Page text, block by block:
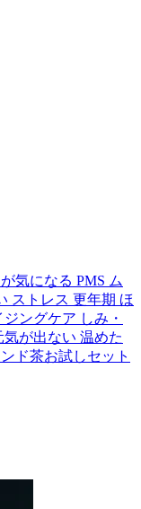
気になる PMS ム
ストレス 更年期 ほ
ジングケア しみ・
気が出ない 温めた
ド茶お試しセット